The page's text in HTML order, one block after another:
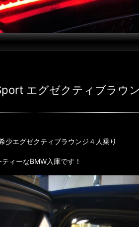
エグゼクティブラウ
エグゼクティブラウンジ４人乗り
ィーなBMW入庫です！